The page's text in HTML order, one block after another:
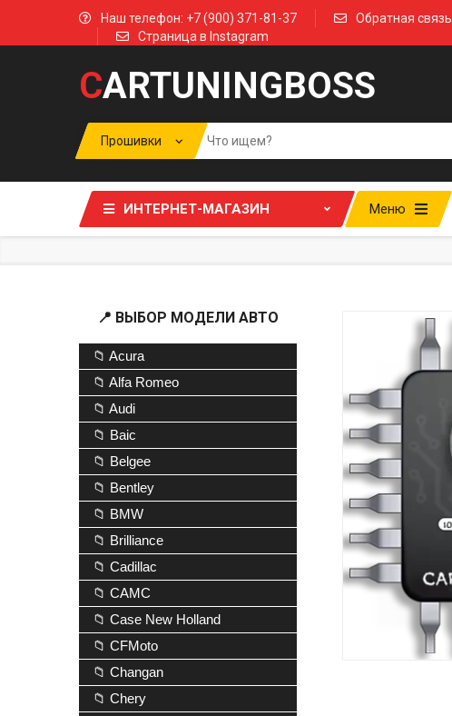
Наш телефон: +7 (900) 371-81-37 Обратная связь
Страница в Instagram
CARTUNINGBOSS
ИНТЕРНЕТ-МАГАЗИН Меню
📍 ВЫБОР МОДЕЛИ АВТО
📁 Acura
📁 Alfa Romeo
📁 Audi
📁 Baic
📁 Belgee
📁 Bentley
📁 BMW
📁 Brilliance
📁 Cadillac
📁 CAMC
📁 Case New Holland
📁 CFMoto
📁 Changan
📁 Chery